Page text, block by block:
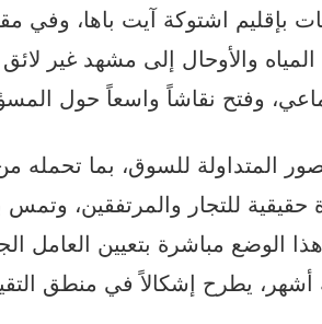
بإقليم اشتوكة آيت باها، وفي
والأوحال إلى مشهد غير
وفتح نقاشاً واسعاً حول
المتداولة للسوق، بما تحمله
حقيقية للتجار والمرتفقين،
الوضع مباشرة بتعيين العامل
يطرح إشكالاً في منطق